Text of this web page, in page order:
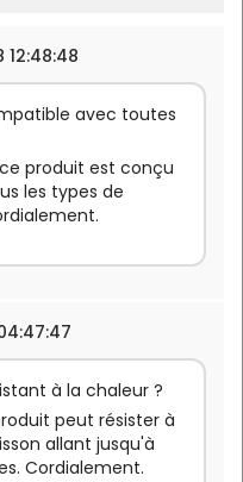
avec toutes
produit est conçu
les types de
à la chaleur ?
peut résister à
allant jusqu'à
Cordialement.